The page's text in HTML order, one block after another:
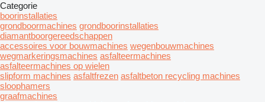
Categorie
boorinstallaties
grondboormachines grondboorinstallaties
diamantboorgereedschappen
accessoires voor bouwmachines wegenbouwmachines
wegmarkeringsmachines asfalteermachines
asfalteermachines op wielen
slipform machines asfaltfrezen asfaltbeton recycling machines
sloophamers
graafmachines